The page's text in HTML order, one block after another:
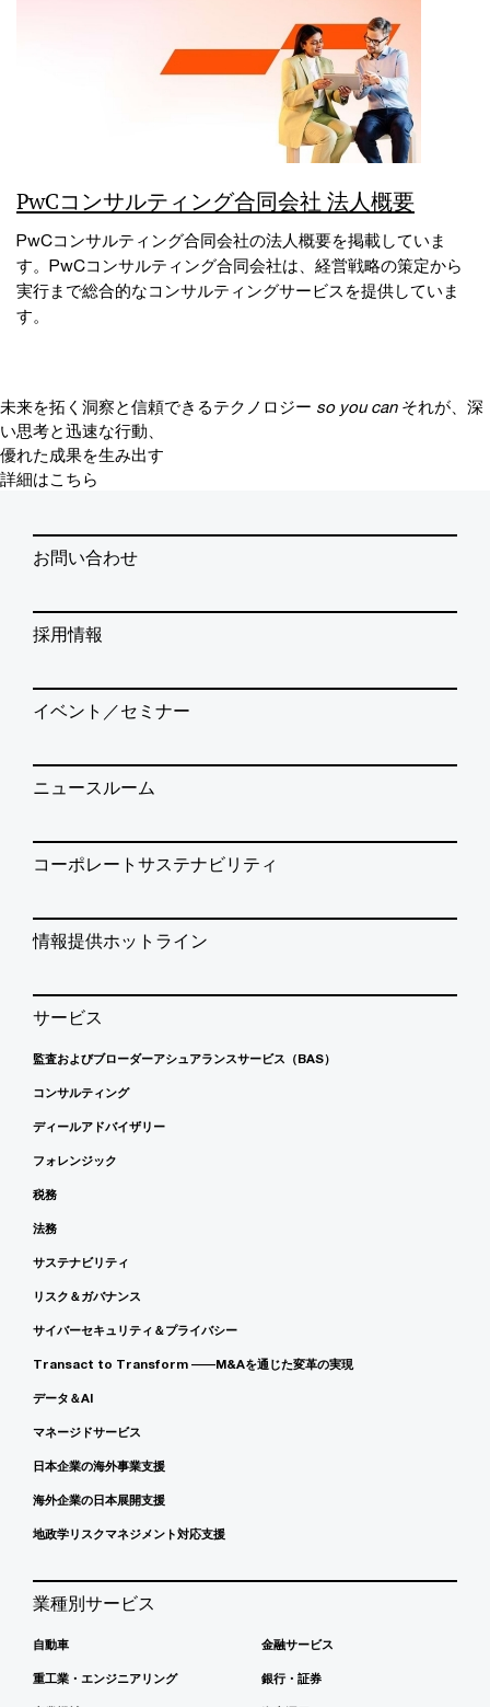
PwCコンサルティング合同会社 法人概要
PwCコンサルティング合同会社の法人概要を掲載していま
す。PwCコンサルティング合同会社は、経営戦略の策定から
実行まで総合的なコンサルティングサービスを提供していま
す。
未来を拓く洞察と信頼できるテクノロジー so you can それが、深
い思考と迅速な行動、
優れた成果を生み出す
詳細はこちら
お問い合わせ
採用情報
イベント／セミナー
ニュースルーム
コーポレートサステナビリティ
情報提供ホットライン
サービス
監査およびブローダーアシュアランスサービス（BAS）
コンサルティング
ディールアドバイザリー
フォレンジック
税務
法務
サステナビリティ
リスク＆ガバナンス
サイバーセキュリティ＆プライバシー
Transact to Transform ――M&Aを通じた変革の実現
データ＆AI
マネージドサービス
日本企業の海外事業支援
海外企業の日本展開支援
地政学リスクマネジメント対応支援
業種別サービス
自動車
重工業・エンジニアリング
金融サービス
銀行・証券